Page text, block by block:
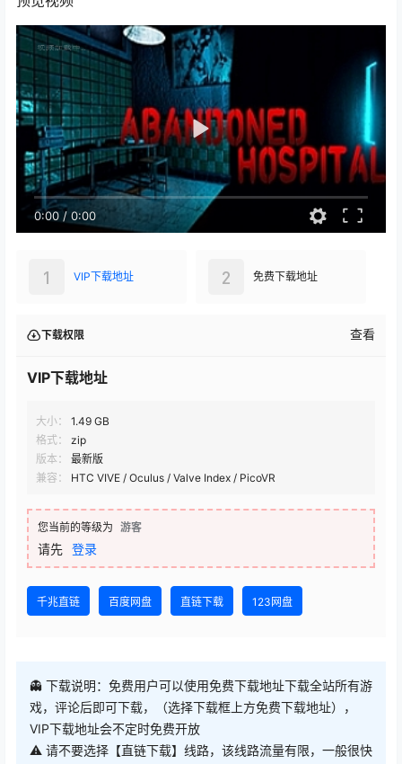
0:00 / 0:00
VIP下载地址
1 免费下载地址
2
下载权限 查看
VIP下载地址
大小：
1.49 GB
格式：
zip
版本：
最新版
兼容：
HTC VIVE / Oculus / Valve Index / PicoVR
您当前的等级为 游客
请先 登录
千兆直链 百度网盘 直链下载 123网盘
👻 下载说明：免费用户可以使用免费下载地址下载全站所有游
戏，评论后即可下载，（选择下载框上方免费下载地址），
VIP下载地址会不定时免费开放
⚠ 请不要选择【直链下载】线路，该线路流量有限，一般很快